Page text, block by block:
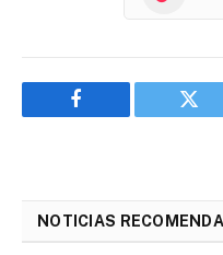
Facebook
NOTICIAS